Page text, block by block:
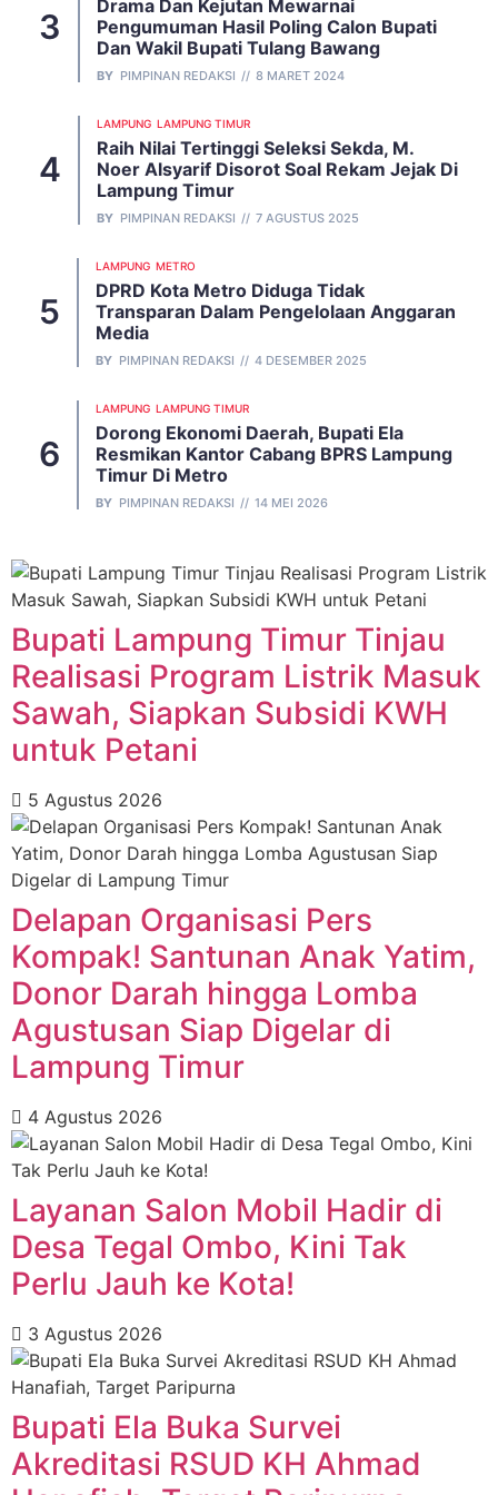
Drama Dan Kejutan Mewarnai
Pengumuman Hasil Poling Calon Bupati
Dan Wakil Bupati Tulang Bawang
BY PIMPINAN REDAKSI 8 MARET 2024
LAMPUNG LAMPUNG TIMUR
Raih Nilai Tertinggi Seleksi Sekda, M.
Noer Alsyarif Disorot Soal Rekam Jejak Di
Lampung Timur
BY PIMPINAN REDAKSI 7 AGUSTUS 2025
LAMPUNG METRO
DPRD Kota Metro Diduga Tidak
Transparan Dalam Pengelolaan Anggaran
Media
BY PIMPINAN REDAKSI 4 DESEMBER 2025
LAMPUNG LAMPUNG TIMUR
Dorong Ekonomi Daerah, Bupati Ela
Resmikan Kantor Cabang BPRS Lampung
Timur Di Metro
BY PIMPINAN REDAKSI 14 MEI 2026
Bupati Lampung Timur Tinjau
Realisasi Program Listrik Masuk
Sawah, Siapkan Subsidi KWH
untuk Petani
5 Agustus 2026
Delapan Organisasi Pers
Kompak! Santunan Anak Yatim,
Donor Darah hingga Lomba
Agustusan Siap Digelar di
Lampung Timur
4 Agustus 2026
Layanan Salon Mobil Hadir di
Desa Tegal Ombo, Kini Tak
Perlu Jauh ke Kota!
3 Agustus 2026
Bupati Ela Buka Survei
Akreditasi RSUD KH Ahmad